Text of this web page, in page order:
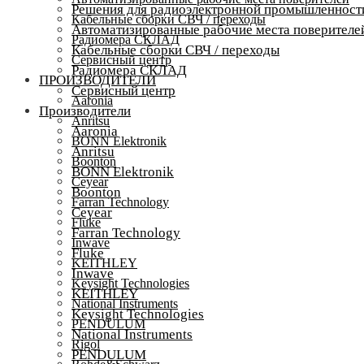
Кабельные сборки СВЧ / переходы
Радиомера СКЛАД
Сервисный центр
ПРОИЗВОДИТЕЛИ
Aaronia
Anritsu
BONN Elektronik
Boonton
Ceyear
Farran Technology
Fluke
Inwave
KEITHLEY
Keysight Technologies
National Instruments
PENDULUM
Rigol
Решения для радиоэлектронной
Автоматизированные рабочие места
Кабельные сборки СВЧ / переходы
Радиомера СКЛАД
Сервисный центр
Производители
Aaronia
Anritsu
BONN Elektronik
Boonton
Ceyear
Farran Technology
Fluke
Inwave
KEITHLEY
Keysight Technologies
National Instruments
PENDULUM